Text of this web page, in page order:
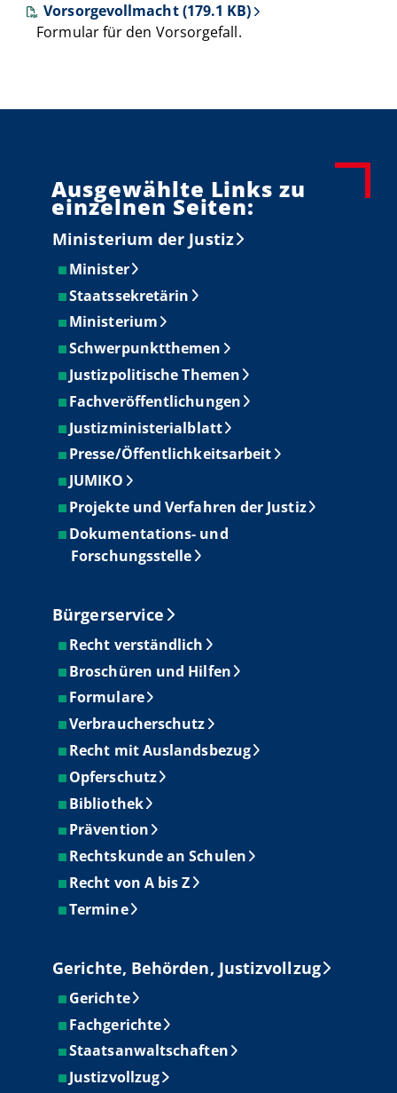
Vorsorgevollmacht (179.1 KB)
Formular für den Vorsorgefall.
Ausgewählte Links zu
einzelnen Seiten:
Ministerium der Justiz
Minister
Staatssekretärin
Ministerium
Schwerpunktthemen
Justizpolitische Themen
Fachveröffentlichungen
Justizministerialblatt
Presse/Öffentlichkeitsarbeit
JUMIKO
Projekte und Verfahren der Justiz
Dokumentations- und
Forschungsstelle
Bürgerservice
Recht verständlich
Broschüren und Hilfen
Formulare
Verbraucherschutz
Recht mit Auslandsbezug
Opferschutz
Bibliothek
Prävention
Rechtskunde an Schulen
Recht von A bis Z
Termine
Gerichte, Behörden, Justizvollzug
Gerichte
Fachgerichte
Staatsanwaltschaften
Justizvollzug